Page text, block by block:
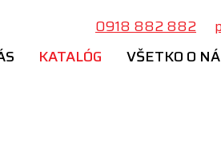
KATALÓG VŠETKO O
0918 882 882